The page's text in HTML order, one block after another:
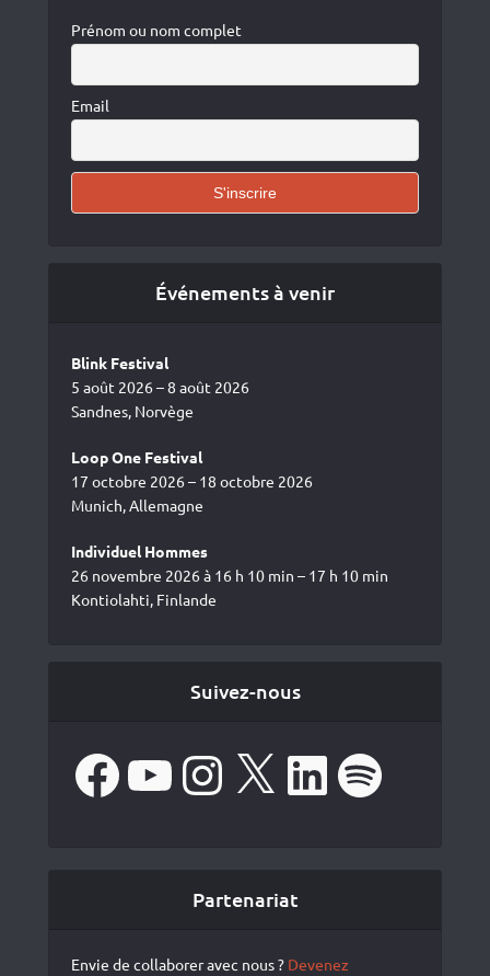
Prénom ou nom complet
Email
Événements à venir
Blink Festival
5 août 2026 – 8 août 2026
Sandnes, Norvège
Loop One Festival
17 octobre 2026 – 18 octobre 2026
Munich, Allemagne
Individuel Hommes
26 novembre 2026 à 16 h 10 min – 17 h 10 min
Kontiolahti, Finlande
Suivez-nous
Facebook Instagram LinkedIn Spotify
Partenariat
Envie de collaborer avec nous ? Devenez